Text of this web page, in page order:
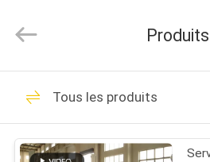
MAISON
EQUIPMENT
CO.,LTD.
Reserved.
Cylindre
Produits
Tous les produits